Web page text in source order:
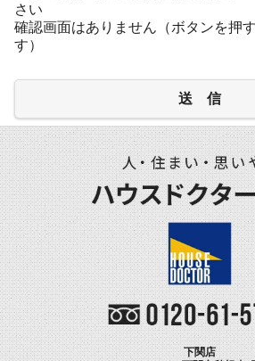
さい
確認画面はありません（ボタンを押
す）
送 信
下関店